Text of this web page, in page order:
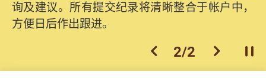
询及建议。所有提交纪录将清晰整合于帐户中，
方便日后作出跟进。
上一个
2/2 下一个开